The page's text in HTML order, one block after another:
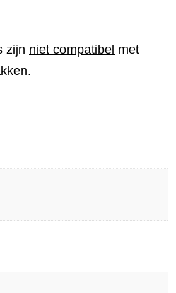
zijn niet compatibel met